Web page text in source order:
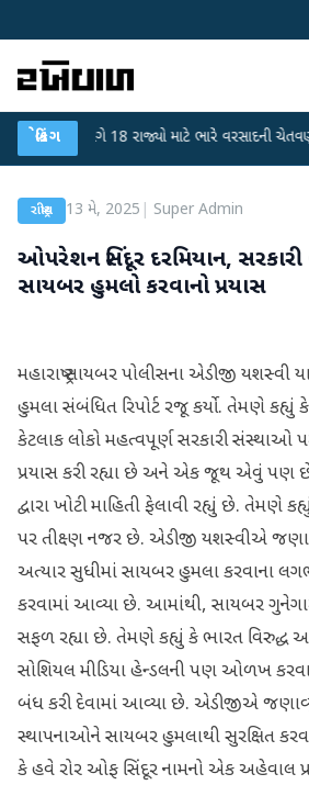
બ્રેકિંગ
વિભાગે 18 રાજ્યો માટે ભારે વરસાદની ચેતવણી જારી
રાષ્ટ્રીય 13 મે, 2025 Super Admin
ઓપરેશન સિંદૂર દરમિયાન,
સાયબર હુમલો કરવાનો પ્રયાસ
મહારાષ્ટ્ર સાયબર પોલીસના એડીજી યશસ્વી
હુમલા સંબંધિત રિપોર્ટ રજૂ કર્યો. તેમણે
કેટલાક લોકો મહત્વપૂર્ણ સરકારી સંસ્થાઓ
પ્રયાસ કરી રહ્યા છે અને એક જૂથ એવું પણ છે
દ્વારા ખોટી માહિતી ફેલાવી રહ્યું છે. તેમણે
પર તીક્ષ્ણ નજર છે. એડીજી યશસ્વીએ
અત્યાર સુધીમાં સાયબર હુમલા કરવાના
કરવામાં આવ્યા છે. આમાંથી, સાયબર
સફળ રહ્યા છે. તેમણે કહ્યું કે ભારત વિરુદ્ધ
સોશિયલ મીડિયા હેન્ડલની પણ ઓળખ
બંધ કરી દેવામાં આવ્યા છે. એડીજીએ
સ્થાપનાઓને સાયબર હુમલાથી સુરક્ષિત
કે હવે રોર ઓફ સિંદૂર નામનો એક અહેવાલ